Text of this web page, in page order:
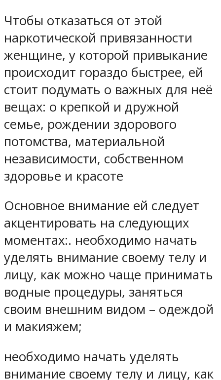
Чтобы отказаться от этой
наркотической привязанности
женщине, у которой привыкание
происходит гораздо быстрее, ей
стоит подумать о важных для неё
вещах: о крепкой и дружной
семье, рождении здорового
потомства, материальной
независимости, собственном
здоровье и красоте
Основное внимание ей следует
акцентировать на следующих
моментах:. необходимо начать
уделять внимание своему телу и
лицу, как можно чаще принимать
водные процедуры, заняться
своим внешним видом – одеждой
и макияжем;
необходимо начать уделять
внимание своему телу и лицу, как